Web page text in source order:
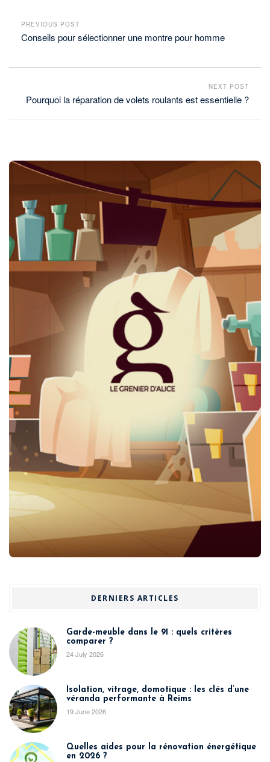
PREVIOUS POST
Conseils pour sélectionner une montre pour homme
NEXT POST
Pourquoi la réparation de volets roulants est essentielle ?
DERNIERS ARTICLES
Garde-meuble dans le 91 : quels critères
comparer ?
24 July 2026
Isolation, vitrage, domotique : les clés d’une
véranda performante à Reims
19 June 2026
Quelles aides pour la rénovation énergétique
en 2026 ?